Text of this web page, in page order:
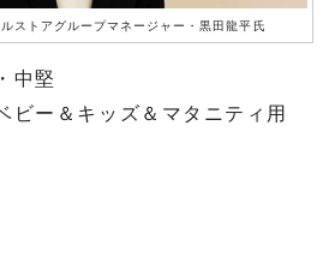
ストアグループマネージャー・黒田龍平氏
中堅
ビー＆キッズ＆マタニティ用